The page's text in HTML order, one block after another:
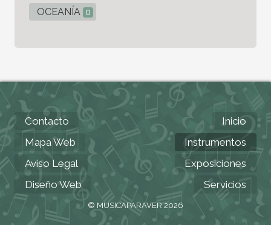
OCEANÍA 0
Contacto
Mapa Web
Aviso Legal
Diseño Web
Inicio
Instrumentos
Exposiciones
Servicios
© MUSICAPARAVER 2026